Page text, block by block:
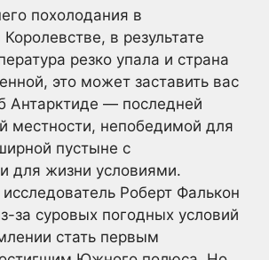
похолодания в
в результате
резко упала и страна
это может заставить вас
Антарктиде — последней
местности, непобедимой для
пустыне с
для жизни условиями.
Роберт Фалькон
за суровых погодных условий
стать первым